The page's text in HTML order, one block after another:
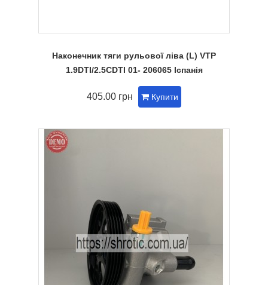
Наконечник тяги рульової ліва (L) VTP
1.9DTI/2.5CDTI 01- 206065 Іспанія
405.00 грн Купити